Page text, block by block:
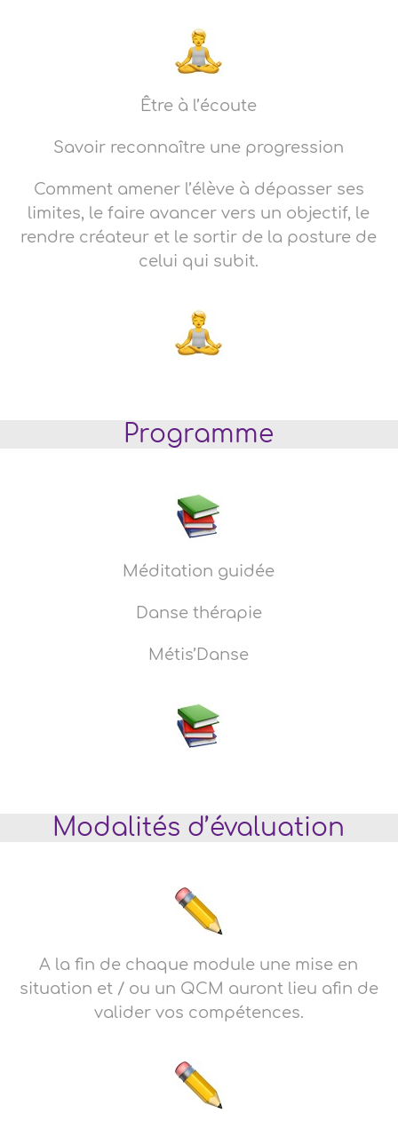
Être à l’écoute
Savoir reconnaître une progression
Comment amener l’élève à dépasser ses
limites, le faire avancer vers un objectif, le
rendre créateur et le sortir de la posture de
celui qui subit.
Programme
Méditation guidée
Danse thérapie
Métis’Danse
Modalités d’évaluation
A la fin de chaque module une mise en
situation et / ou un QCM auront lieu afin de
valider vos compétences.